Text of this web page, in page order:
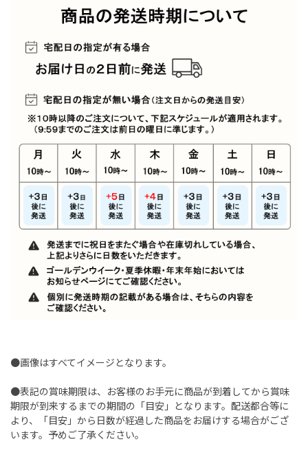
●画像はすべてイメージとなります。
●表記の賞味期限は、お客様のお手元に商品が到着してから賞味
期限が到来するまでの期間の「目安」となります。配送都合等に
より、「目安」から日数が経過した商品をお届けする場合がござ
います。予めご了承ください。